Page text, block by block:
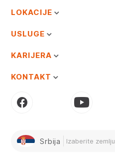
LOKACIJE
USLUGE
KARIJERA
KONTAKT
Srbija Izaberite zemlju